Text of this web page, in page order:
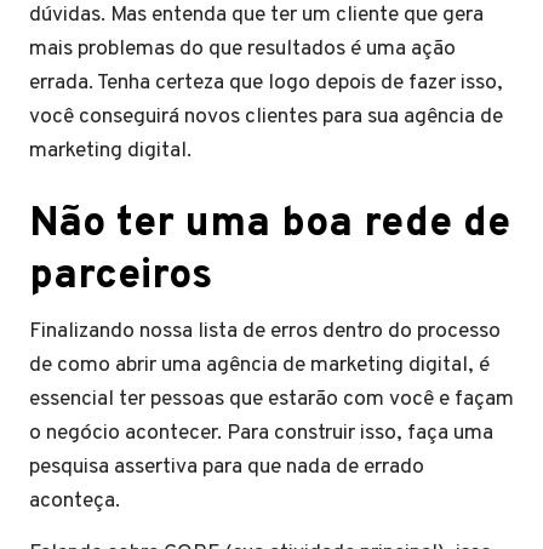
dúvidas. Mas entenda que ter um cliente que gera
mais problemas do que resultados é uma ação
errada. Tenha certeza que logo depois de fazer isso,
você conseguirá novos clientes para sua agência de
marketing digital.
Não ter uma boa rede de
parceiros
Finalizando nossa lista de erros dentro do processo
de como abrir uma agência de marketing digital, é
essencial ter pessoas que estarão com você e façam
o negócio acontecer. Para construir isso, faça uma
pesquisa assertiva para que nada de errado
aconteça.